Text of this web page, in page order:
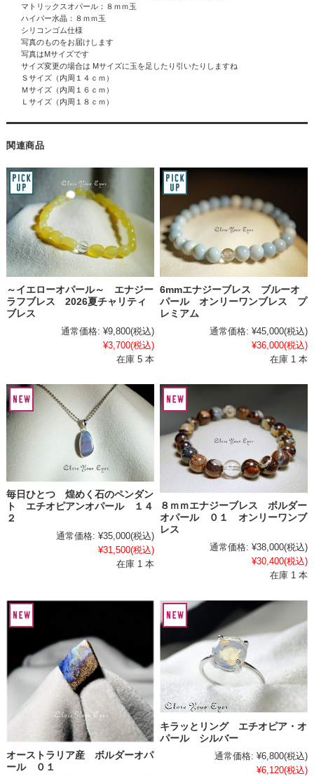
マトリックスオパール：８ｍｍ玉
ハイパー水晶 ：８ｍｍ玉
シリコンゴム仕様
写真のものをお届けします
写真はMサイズです
サイズ変更の場合は Mサイズに玉を足したり引いたりしますね
Ｓサイズ（内周１４ｃｍ）
Ｍサイズ（内周１６ｃｍ）
Ｌサイズ（内周１８ｃｍ）
関連商品
～イエローオパール～ エナジー
ラフブレス 2026夏チャリティ
ブレス
通常価格: ¥9,800(税込)
¥3,700(税込)
在庫 5 本
6mmエナジーブレス ブルーオ
パール オンリーワンブレス プ
レミアム
通常価格: ¥45,000(税込)
¥36,000(税込)
在庫 1 本
毎日ひとつ 煌めく石のペンダン
ト エチオピアンオパール １４
２
通常価格: ¥35,000(税込)
¥31,500(税込)
在庫 1 本
８ｍｍエナジーブレス ボルダー
オパール ０１ オンリーワンブ
レス
通常価格: ¥38,000(税込)
¥30,400(税込)
在庫 1 本
オーストラリア産 ボルダーオパ
ール ０１
キラッとリング エチオピア・オ
パール シルバー
通常価格: ¥6,800(税込)
¥6,120(税込)